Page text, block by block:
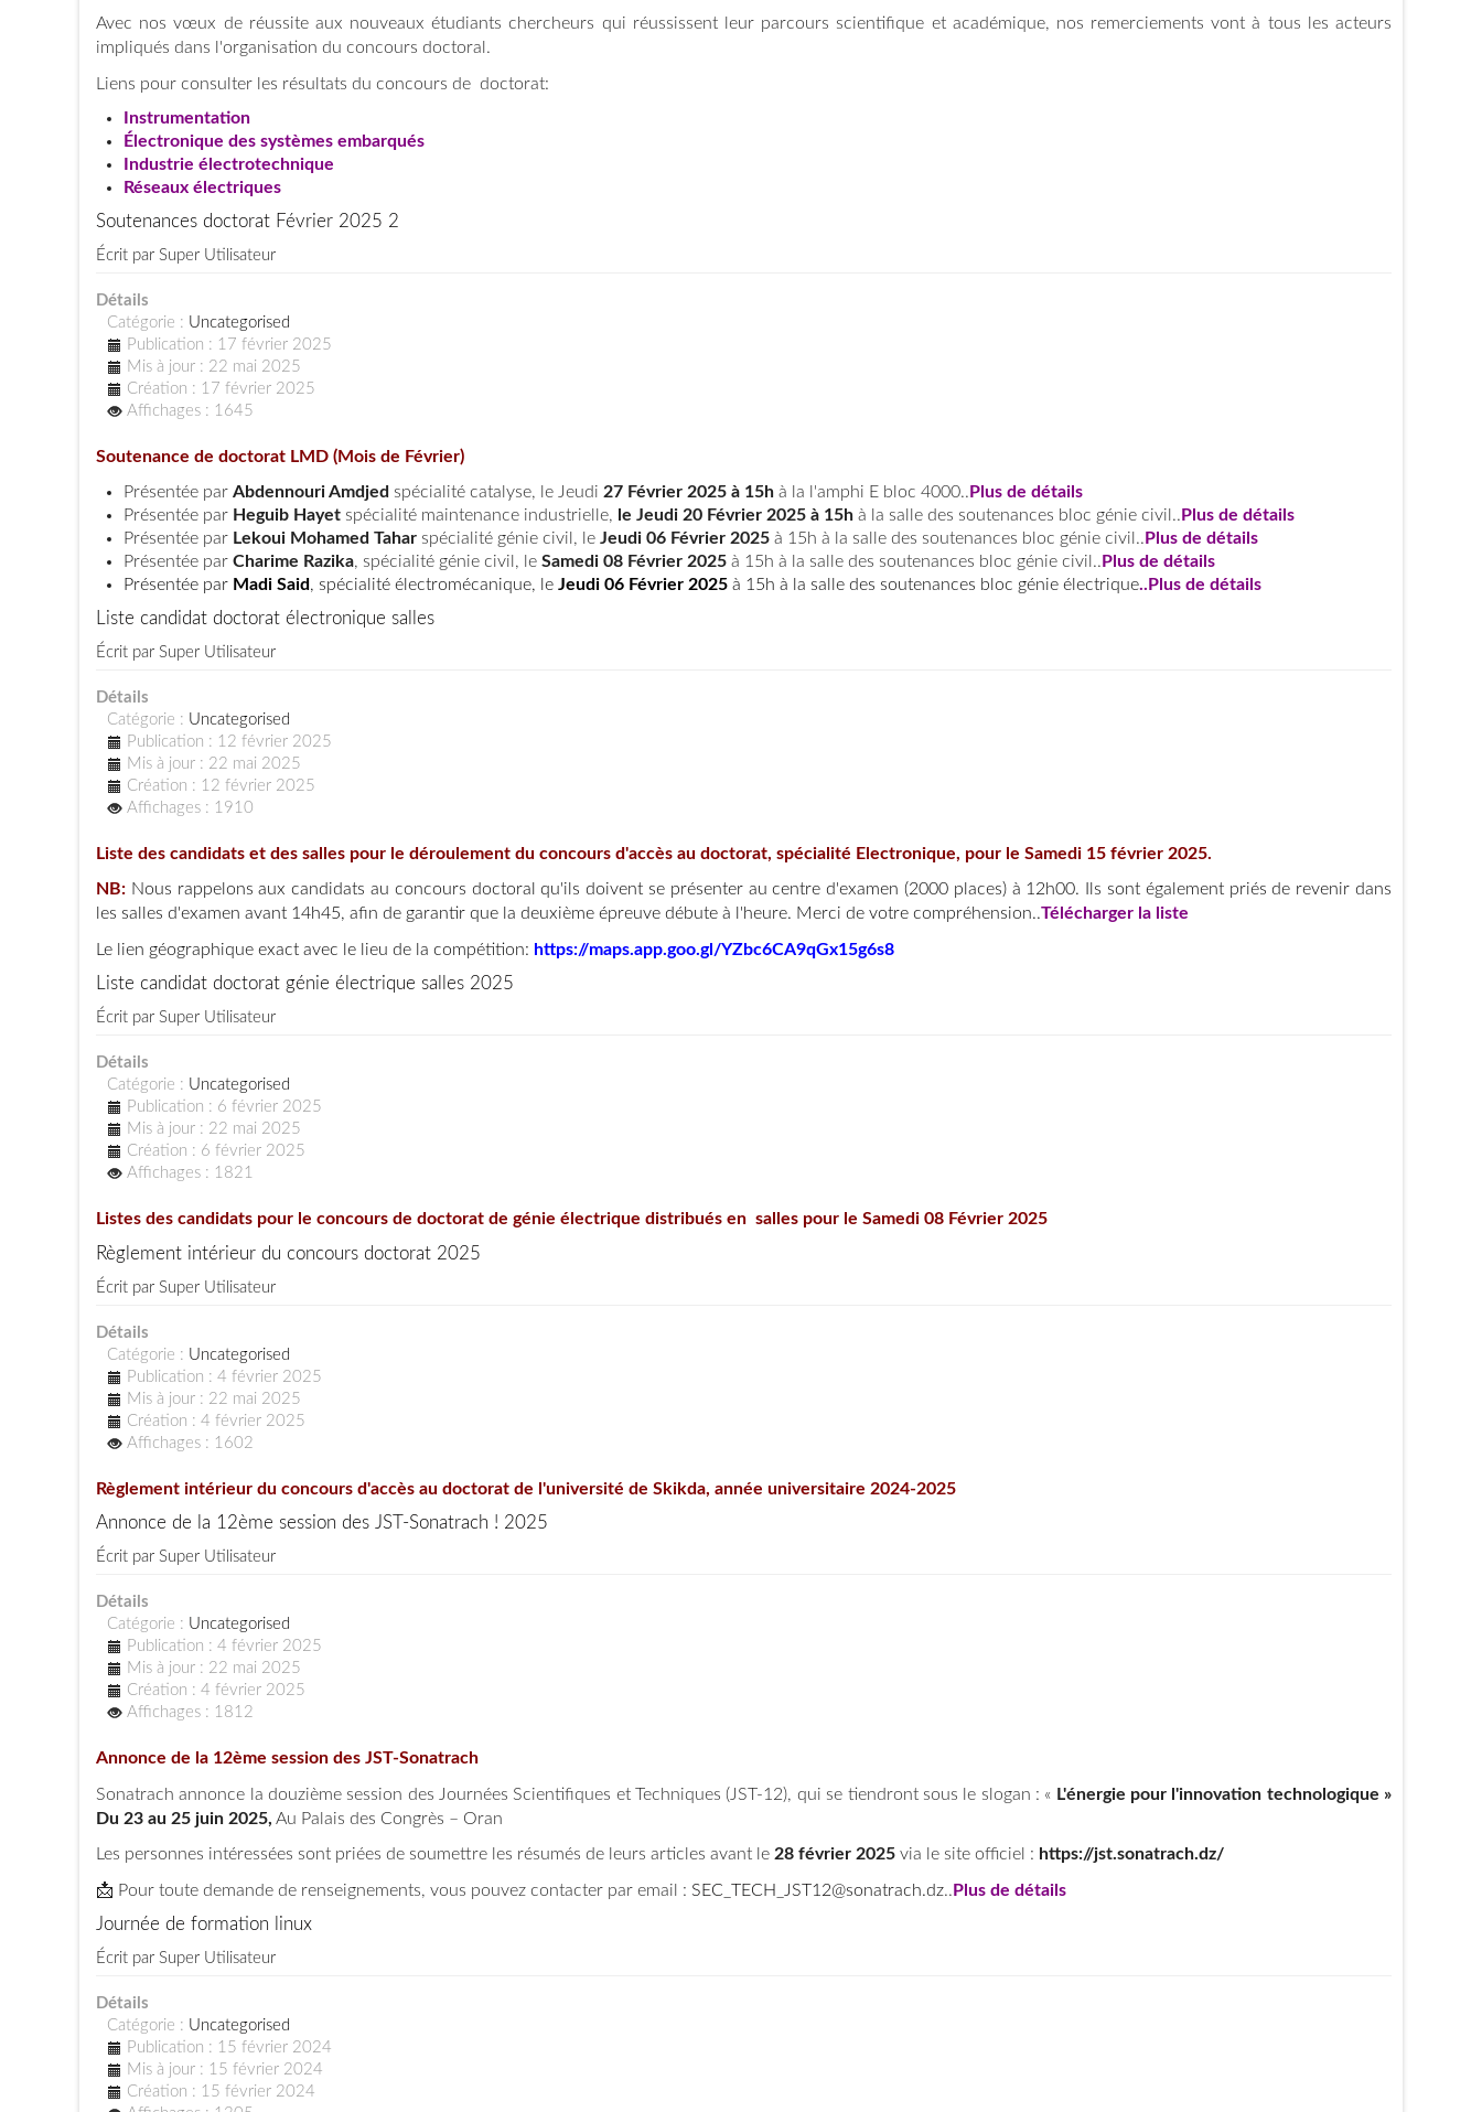
Avec nos vœux de réussite aux nouveaux étudiants chercheurs qui réussissent leur parcours scientifique et académique, nos remerciements vont à tous les acteurs
impliqués dans l'organisation du concours doctoral.
Liens pour consulter les résultats du concours de doctorat:
Instrumentation
Électronique des systèmes embarqués
Industrie électrotechnique
Réseaux électriques
Soutenances doctorat Février 2025 2
Écrit par Super Utilisateur
Détails
Catégorie : Uncategorised
Publication : 17 février 2025
Mis à jour : 22 mai 2025
Création : 17 février 2025
Affichages : 1645
Soutenance de doctorat LMD (Mois de Février)
Présentée par Abdennouri Amdjed spécialité catalyse, le Jeudi 27 Février 2025 à 15h à la l'amphi E bloc 4000..Plus de détails
Présentée par Heguib Hayet spécialité maintenance industrielle, le Jeudi 20 Février 2025 à 15h à la salle des soutenances bloc génie civil..Plus de détails
Présentée par Lekoui Mohamed Tahar spécialité génie civil, le Jeudi 06 Février 2025 à 15h à la salle des soutenances bloc génie civil..Plus de détails
Présentée par Charime Razika, spécialité génie civil, le Samedi 08 Février 2025 à 15h à la salle des soutenances bloc génie civil..Plus de détails
Présentée par Madi Said, spécialité électromécanique, le Jeudi 06 Février 2025 à 15h à la salle des soutenances bloc génie électrique..Plus de détails
Liste candidat doctorat électronique salles
Écrit par Super Utilisateur
Détails
Catégorie : Uncategorised
Publication : 12 février 2025
Mis à jour : 22 mai 2025
Création : 12 février 2025
Affichages : 1910
Liste des candidats et des salles pour le déroulement du concours d'accès au doctorat, spécialité Electronique, pour le Samedi 15 février 2025.
NB: Nous rappelons aux candidats au concours doctoral qu'ils doivent se présenter au centre d'examen (2000 places) à 12h00. Ils sont également priés de revenir dans
les salles d'examen avant 14h45, afin de garantir que la deuxième épreuve débute à l'heure. Merci de votre compréhension..Télécharger la liste
Le lien géographique exact avec le lieu de la compétition: https://maps.app.goo.gl/YZbc6CA9qGx15g6s8
Liste candidat doctorat génie électrique salles 2025
Écrit par Super Utilisateur
Détails
Catégorie : Uncategorised
Publication : 6 février 2025
Mis à jour : 22 mai 2025
Création : 6 février 2025
Affichages : 1821
Listes des candidats pour le concours de doctorat de génie électrique distribués en salles pour le Samedi 08 Février 2025
Règlement intérieur du concours doctorat 2025
Écrit par Super Utilisateur
Détails
Catégorie : Uncategorised
Publication : 4 février 2025
Mis à jour : 22 mai 2025
Création : 4 février 2025
Affichages : 1602
Règlement intérieur du concours d'accès au doctorat de l'université de Skikda, année universitaire 2024-2025
Annonce de la 12ème session des JST-Sonatrach ! 2025
Écrit par Super Utilisateur
Détails
Catégorie : Uncategorised
Publication : 4 février 2025
Mis à jour : 22 mai 2025
Création : 4 février 2025
Affichages : 1812
Annonce de la 12ème session des JST-Sonatrach
Sonatrach annonce la douzième session des Journées Scientifiques et Techniques (JST-12), qui se tiendront sous le slogan : « L'énergie pour l'innovation technologique »
Du 23 au 25 juin 2025, Au Palais des Congrès – Oran
Les personnes intéressées sont priées de soumettre les résumés de leurs articles avant le 28 février 2025 via le site officiel : https://jst.sonatrach.dz/
📩 Pour toute demande de renseignements, vous pouvez contacter par email : SEC_TECH_JST12@sonatrach.dz..Plus de détails
Journée de formation linux
Écrit par Super Utilisateur
Détails
Catégorie : Uncategorised
Publication : 15 février 2024
Mis à jour : 15 février 2024
Création : 15 février 2024